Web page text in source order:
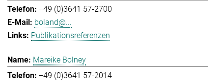
+49 (0)3641 57-2700
boland@...
Publikationsreferenzen
Mareike Bolney
+49 (0)3641 57-2014